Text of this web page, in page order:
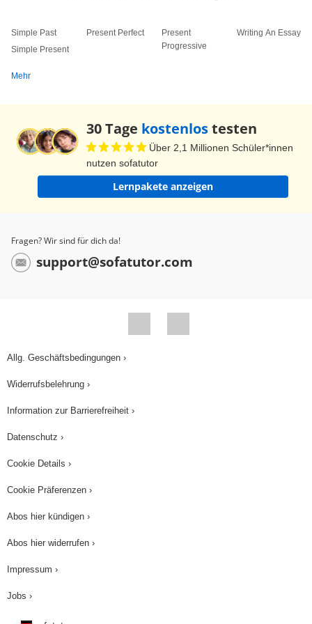
Simple Past
Simple Present
Present Perfect
Present
Progressive
Writing An Essay
Mehr
30 Tage kostenlostesten
Über 2,1 Millionen Schüler*innen
nutzen sofatutor
Lernpakete anzeigen
Fragen? Wir sind für dich da!
support@sofatutor.com
Allg. Geschäftsbedingungen ›
Widerrufsbelehrung ›
Information zur Barrierefreiheit ›
Datenschutz ›
Cookie Details ›
Cookie Präferenzen ›
Abos hier kündigen ›
Abos hier widerrufen ›
Impressum ›
Jobs ›